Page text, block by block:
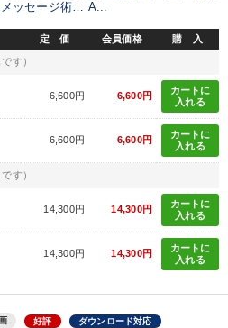
メッセージ術… A...
定 価 会員価格 購 入
す）
6,600円 6,600円
カートに
入れる
6,600円 6,600円
カートに
入れる
す）
14,300円 14,300円
カートに
入れる
14,300円 14,300円
カートに
入れる
好評 ダウンロード対応